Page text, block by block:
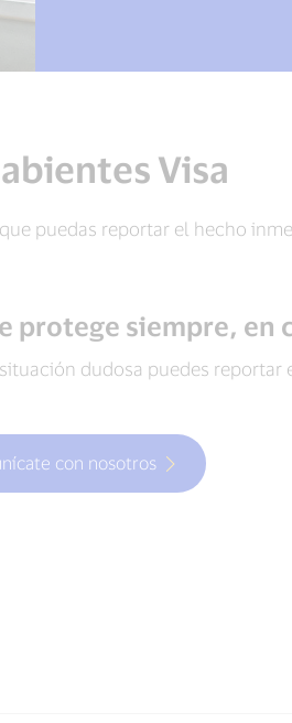
Visa
puedas reportar el hecho
protege siempre, en
dudosa puedes reportar
con nosotros